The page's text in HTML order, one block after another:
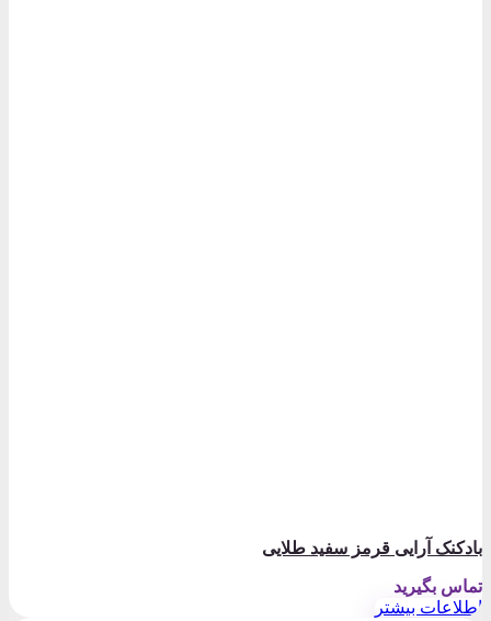
بادکنک آرایی قرمز سفید طلایی
تماس بگیرید
اطلاعات بیشتر